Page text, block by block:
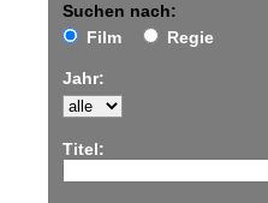
Suchen nach:
Film
Regie
Jahr:
Titel: